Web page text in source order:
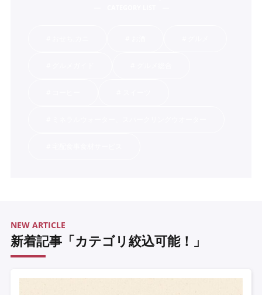
新着記事「カテゴリ絞込可能！」
NEW ARTICLE